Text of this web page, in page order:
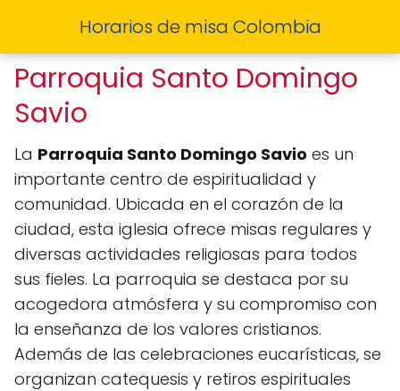
Horarios de misa Colombia
Parroquia Santo Domingo
Savio
La Parroquia Santo Domingo Savio es un
importante centro de espiritualidad y
comunidad. Ubicada en el corazón de la
ciudad, esta iglesia ofrece misas regulares y
diversas actividades religiosas para todos
sus fieles. La parroquia se destaca por su
acogedora atmósfera y su compromiso con
la enseñanza de los valores cristianos.
Además de las celebraciones eucarísticas, se
organizan catequesis y retiros espirituales